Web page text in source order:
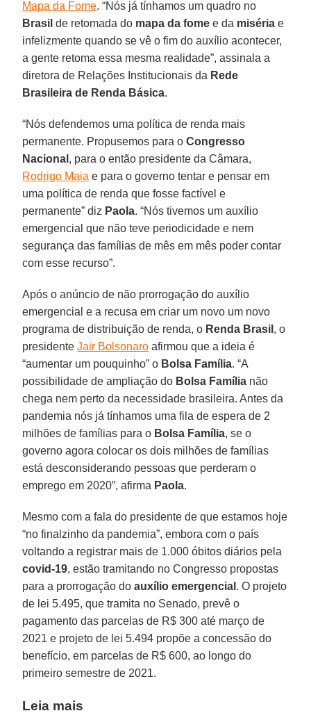
Mapa da Fome. “Nós já tínhamos um quadro no
Brasil de retomada do mapa da fome e da miséria e
infelizmente quando se vê o fim do auxílio acontecer,
a gente retoma essa mesma realidade”, assinala a
diretora de Relações Institucionais da Rede
Brasileira de Renda Básica.
“Nós defendemos uma política de renda mais
permanente. Propusemos para oCongresso
Nacional , para o então presidente da Câmara,
Rodrigo Maia e para o governo tentar e pensar em
uma política de renda que fosse factível e
permanente” diz Paola. “Nós tivemos um auxílio
emergencial que não teve periodicidade e nem
segurança das famílias de mês em mês poder contar
com esse recurso”.
Após o anúncio de não prorrogação do auxílio
emergencial e a recusa em criar um novo um novo
programa de distribuição de renda, o Renda Brasil , o
presidenteJair Bolsonaro afirmou que a ideia é
“aumentar um pouquinho” o Bolsa Família. “A
possibilidade de ampliação do Bolsa Família não
chega nem perto da necessidade brasileira. Antes da
pandemia nós já tínhamos uma fila de espera de 2
milhões de famílias para o Bolsa Família, se o
governo agora colocar os dois milhões de famílias
está desconsiderando pessoas que perderam o
emprego em 2020”, afirma Paola.
Mesmo com a fala do presidente de que estamos hoje
“no finalzinho da pandemia”, embora com o país
voltando a registrar mais de 1.000 óbitos diários pela
covid-19, estão tramitando no Congresso propostas
para a prorrogação doauxílio emergencial . O projeto
de lei 5.495, que tramita no Senado, prevê o
pagamento das parcelas de R$ 300 até março de
2021 e projeto de lei 5.494 propõe a concessão do
benefício, em parcelas de R$ 600, ao longo do
primeiro semestre de 2021.
Leia mais